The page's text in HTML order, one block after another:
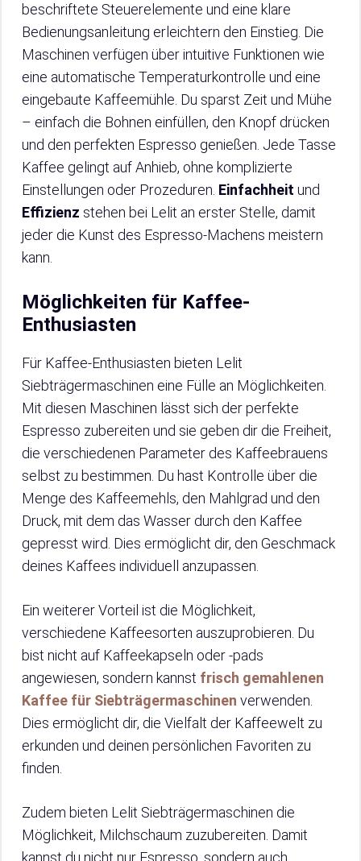
beschriftete Steuerelemente und eine klare
Bedienungsanleitung erleichtern den Einstieg. Die
Maschinen verfügen über intuitive Funktionen wie
eine automatische Temperaturkontrolle und eine
eingebaute Kaffeemühle. Du sparst Zeit und Mühe
– einfach die Bohnen einfüllen, den Knopf drücken
und den perfekten Espresso genießen. Jede Tasse
Kaffee gelingt auf Anhieb, ohne komplizierte
Einstellungen oder Prozeduren. Einfachheit und
Effizienz stehen bei Lelit an erster Stelle, damit
jeder die Kunst des Espresso-Machens meistern
kann.
Möglichkeiten für Kaffee-
Enthusiasten
Für Kaffee-Enthusiasten bieten Lelit
Siebträgermaschinen eine Fülle an Möglichkeiten.
Mit diesen Maschinen lässt sich der perfekte
Espresso zubereiten und sie geben dir die Freiheit,
die verschiedenen Parameter des Kaffeebrauens
selbst zu bestimmen. Du hast Kontrolle über die
Menge des Kaffeemehls, den Mahlgrad und den
Druck, mit dem das Wasser durch den Kaffee
gepresst wird. Dies ermöglicht dir, den Geschmack
deines Kaffees individuell anzupassen.
Ein weiterer Vorteil ist die Möglichkeit,
verschiedene Kaffeesorten auszuprobieren. Du
bist nicht auf Kaffeekapseln oder -pads
angewiesen, sondern kannst frisch gemahlenen
Kaffee für Siebträgermaschinen verwenden.
Dies ermöglicht dir, die Vielfalt der Kaffeewelt zu
erkunden und deinen persönlichen Favoriten zu
finden.
Zudem bieten Lelit Siebträgermaschinen die
Möglichkeit, Milchschaum zuzubereiten. Damit
kannst du nicht nur Espresso, sondern auch